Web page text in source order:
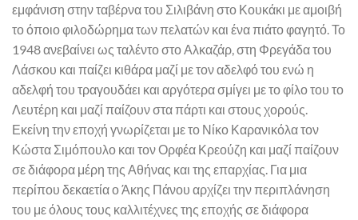
εμφάνιση στην ταβέρνα του Σιλιβάνη στο Κουκάκι με αμοιβή
το όποιο φιλοδώρημα των πελατών και ένα πιάτο φαγητό. Το
1948 ανεβαίνει ως ταλέντο στο Αλκαζάρ, στη Φρεγάδα του
Λάσκου και παίζει κιθάρα μαζί με τον αδελφό του ενώ η
αδελφή του τραγουδάει και αργότερα σμίγει με το φίλο του το
Λευτέρη και μαζί παίζουν στα πάρτι και στους χορούς.
Εκείνη την εποχή γνωρίζεται με το Νίκο Καρανικόλα τον
Κώστα Σιμόπουλο και τον Ορφέα Κρεούζη και μαζί παίζουν
σε διάφορα μέρη της Αθήνας και της επαρχίας. Για μια
περίπου δεκαετία ο Άκης Πάνου αρχίζει την περιπλάνηση
του με όλους τους καλλιτέχνες της εποχής σε διάφορα